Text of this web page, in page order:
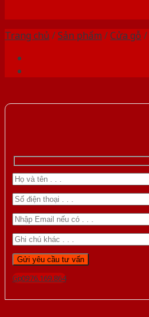
Trang chủ /Sản phẩm /Cửa gỗ /
Gọi 0976.169.864